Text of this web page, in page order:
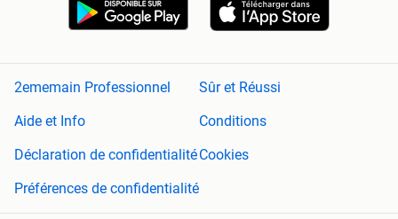
2ememain Professionnel
Sûr et Réussi
Aide et Info
Conditions
Déclaration de confidentialitéCookies
Préférences de confidentialité